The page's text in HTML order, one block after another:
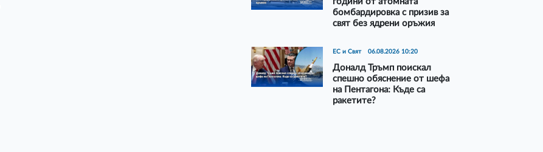
бомбардировка с призив за
свят без ядрени оръжия
ЕС и Свят 06.08.2026 10:20
Доналд Тръмп поискал
спешно обяснение от шефа
на Пентагона: Къде са
ракетите?